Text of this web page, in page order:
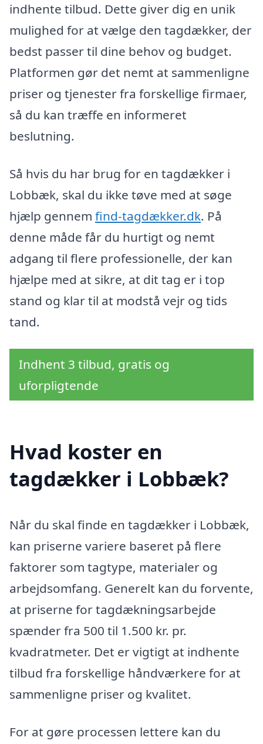
indhente tilbud. Dette giver dig en unik
mulighed for at vælge den tagdækker, der
bedst passer til dine behov og budget.
Platformen gør det nemt at sammenligne
priser og tjenester fra forskellige firmaer,
så du kan træffe en informeret
beslutning.
Så hvis du har brug for en tagdækker i
Lobbæk, skal du ikke tøve med at søge
hjælp gennem find-tagdækker.dk. På
denne måde får du hurtigt og nemt
adgang til flere professionelle, der kan
hjælpe med at sikre, at dit tag er i top
stand og klar til at modstå vejr og tids
tand.
Indhent 3 tilbud, gratis og
uforpligtende
Hvad koster en
tagdækker i Lobbæk?
Når du skal finde en tagdækker i Lobbæk,
kan priserne variere baseret på flere
faktorer som tagtype, materialer og
arbejdsomfang. Generelt kan du forvente,
at priserne for tagdækningsarbejde
spænder fra 500 til 1.500 kr. pr.
kvadratmeter. Det er vigtigt at indhente
tilbud fra forskellige håndværkere for at
sammenligne priser og kvalitet.
For at gøre processen lettere kan du